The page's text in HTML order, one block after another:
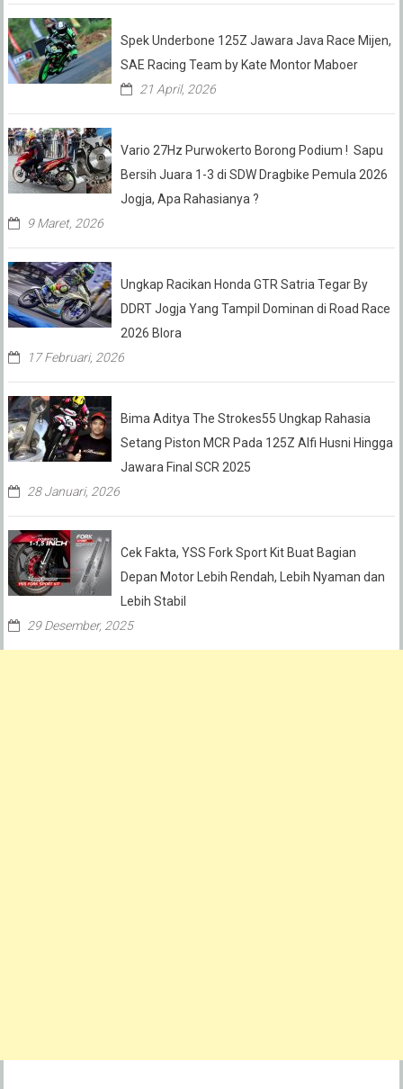
Spek Underbone 125Z Jawara Java Race Mijen,
SAE Racing Team by Kate Montor Maboer
21 April, 2026
Vario 27Hz Purwokerto Borong Podium ! Sapu
Bersih Juara 1-3 di SDW Dragbike Pemula 2026
Jogja, Apa Rahasianya ?
9 Maret, 2026
Ungkap Racikan Honda GTR Satria Tegar By
DDRT Jogja Yang Tampil Dominan di Road Race
2026 Blora
17 Februari, 2026
Bima Aditya The Strokes55 Ungkap Rahasia
Setang Piston MCR Pada 125Z Alfi Husni Hingga
Jawara Final SCR 2025
28 Januari, 2026
Cek Fakta, YSS Fork Sport Kit Buat Bagian
Depan Motor Lebih Rendah, Lebih Nyaman dan
Lebih Stabil
29 Desember, 2025